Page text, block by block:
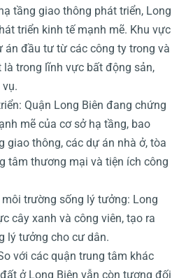
tầng giao thông phát triển, Long
triển kinh tế mạnh mẽ. Khu vực
án đầu tư từ các công ty trong và
là trong lĩnh vực bất động sản,
Quận Long Biên đang chứng
mẽ của cơ sở hạ tầng, bao
giao thông, các dự án nhà ở, tòa
tâm thương mại và tiện ích công
trường sống lý tưởng: Long
cây xanh và công viên, tạo ra
lý tưởng cho cư dân.
với các quận trung tâm khác
ở Long Biên vẫn còn tương đối